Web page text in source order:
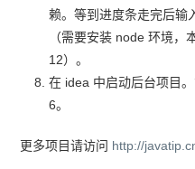
赖。等到进度条走完后输
（需要安装 node 环境，
12）。
在 idea 中启动后台项目
6。
更多项目请访问 http://